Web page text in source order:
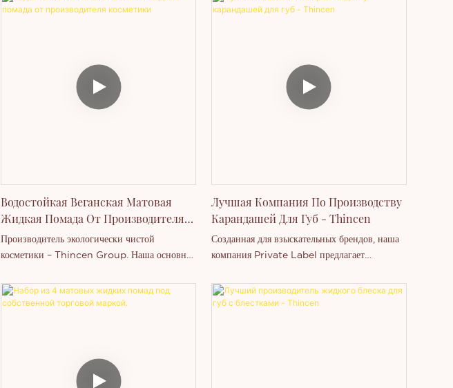
запечатан в картонную коробку.
помады для бровей, карандаши для подводки
хайлайтеры, тональные кремы и т. д.
Параметры продукта: 1. Модель:
Водостойкая Веганская Матовая
Жидкая Помада От Производителя
Косметики
Производитель экологически чистой
косметики – Thincen Group. Наша основная
карандаш для губ, палетку теней для век,
помаду для бровей, карандаш для подводки
хайлайтер, тональный крем и т. д. Параметры
продукта: 1. Модель: L1#182.3.4.5.6.7.8.
Лучшая Компания По Производству
Карандашей Для Губ - Thincen
Созданная для взыскательных брендов, наша
компания Private Label предлагает
высокоэффективную формулу и
непревзойденные возможности